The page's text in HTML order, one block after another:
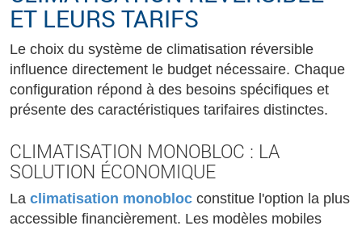
ET LEURS TARIFS
Le choix du système de climatisation réversible
influence directement le budget nécessaire. Chaque
configuration répond à des besoins spécifiques et
présente des caractéristiques tarifaires distinctes.
CLIMATISATION MONOBLOC : LA
SOLUTION ÉCONOMIQUE
La climatisation monobloc constitue l'option la plus
accessible financièrement. Les modèles mobiles